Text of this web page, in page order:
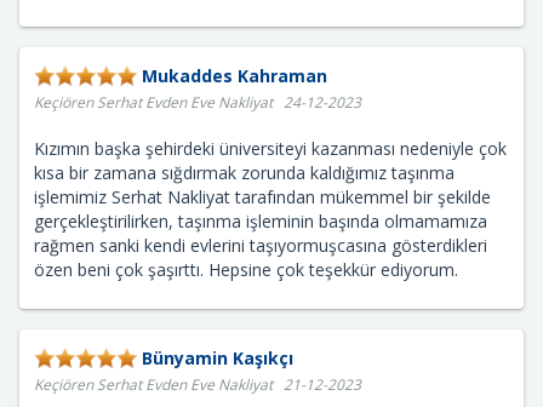
Mukaddes Kahraman
Keçiören Serhat Evden Eve Nakliyat 24-12-2023
Kızımın başka şehirdeki üniversiteyi kazanması nedeniyle çok
kısa bir zamana sığdırmak zorunda kaldığımız taşınma
işlemimiz Serhat Nakliyat tarafından mükemmel bir şekilde
gerçekleştirilirken, taşınma işleminin başında olmamamıza
rağmen sanki kendi evlerini taşıyormuşcasına gösterdikleri
özen beni çok şaşırttı. Hepsine çok teşekkür ediyorum.
Bünyamin Kaşıkçı
Keçiören Serhat Evden Eve Nakliyat 21-12-2023